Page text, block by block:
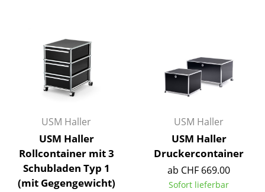
Schaukelstühle
Bürodrehstühle
Konferenzstühle
Einzelteile
... alle Sitzmöbel
Tische
USM Haller
USM Haller
Rollcontainer mit 3
Schubladen Typ 1
(mit Gegengewicht)
USM Haller
USM Haller
Druckercontainer
ab CHF 669.00
Sofort lieferbar